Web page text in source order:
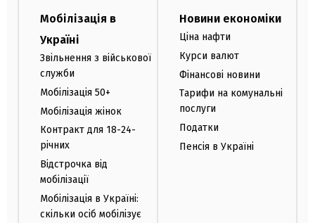
Мобілізація в
Україні
Звільнення з військової
служби
Мобілізація 50+
Мобілізація жінок
Контракт для 18-24-
річних
Відстрочка від
мобілізації
Мобілізація в Україні:
скільки осіб мобілізує
Новини економіки
Ціна нафти
Курси валют
Фінансові новини
Тарифи на комунальні
послуги
Податки
Пенсія в Україні